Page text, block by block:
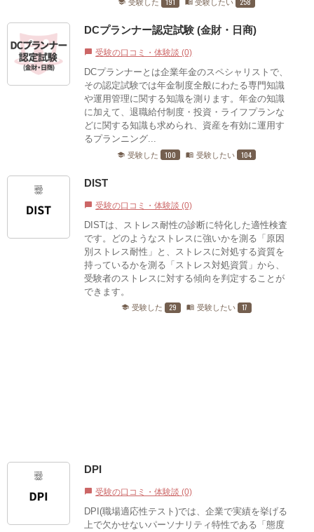
school 受験した menu_book 受験したい
DCプランナー認定試験 (金財・日商)
chat_bubble 受験の口コミ・体験談 (0)
DCプランナーとは企業年金のスペシャリストで、
その認定試験では年金制度全般にわたる専門知識
や運用管理に関する知識を測ります。年金の知識
に加えて、退職給付制度・投資・ライフプランな
どに関する知識も求められ、資産を有効に運用す
るプランニング...
school 受験した 100 menu_book 受験したい 104
DIST
chat_bubble 受験の口コミ・体験談 (0)
DISTは、ストレス耐性の診断に特化した適性検査
です。どのようなストレスに強いかを測る「原因
別ストレス耐性」と、ストレスに対処する資質を
持っているかを測る「ストレス対処資質」から、
受験者のストレスに対する傾向を判定することが
できます。
school 受験した 29 menu_book 受験したい 17
DPI
chat_bubble 受験の口コミ・体験談 (0)
DPI(職場適応性テスト)では、企業で実績を挙げる
上で欠かせないパーソナリティ特性である「態度